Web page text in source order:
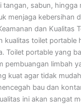
tangan, sabun, hingga
menjaga kebersihan
dan Kualitas
kualitas toilet portable
Toilet portable yang
pembuangan limbah
kuat agar tidak
bau dan
ini akan sangat